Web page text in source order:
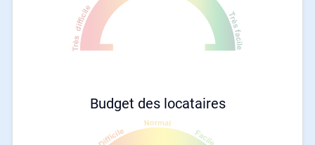
Budget des locataires